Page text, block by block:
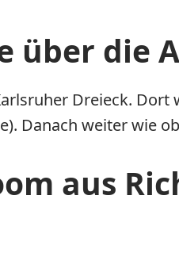
die
Dreieck.
Danach weiter wie
aus